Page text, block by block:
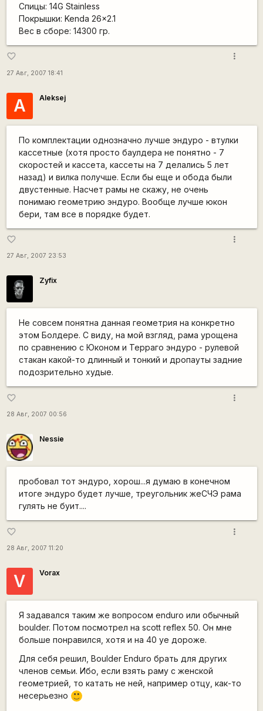
Спицы: 14G Stainless
Покрышки: Kenda 26x2.1
Вес в сборе: 14300 гр.
favorite_border
27 Авг, 2007 18:41
more_vert
A Aleksej
По комплектации однозначно лучше эндуро - втулки
кассетные (хотя просто баулдера не понятно - 7
скоростей и кассета, кассеты на 7 делались 5 лет
назад) и вилка получше. Если бы еще и обода были
двустенные. Насчет рамы не скажу, не очень
понимаю геометрию эндуро. Вообще лучше юкон
бери, там все в порядке будет.
favorite_border
27 Авг, 2007 23:53
more_vert
Zyfix
Не совсем понятна данная геометрия на конкретно
этом Болдере. С виду, на мой взгляд, рама урощена
по сравнению с Юконом и Терраго эндуро - рулевой
стакан какой-то длинный и тонкий и дропауты задние
подозрительно худые.
favorite_border
28 Авг, 2007 00:56
more_vert
Nessie
пробовал тот эндуро, хорош...я думаю в конечном
итоге эндуро будет лучше, треугольник жеСЧЭ рама
гулять не буит....
favorite_border
28 Авг, 2007 11:20
more_vert
V Vorax
Я задавался таким же вопросом enduro или обычный
boulder. Потом посмотрел на scott reflex 50. Он мне
больше понравился, хотя и на 40 уе дороже.
Для себя решил, Boulder Enduro брать для других
членов семьи. Ибо, если взять раму с женской
геометрией, то катать не ней, например отцу, как-то
несерьезно
:)